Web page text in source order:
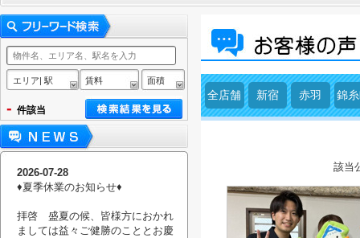
全店舗 新宿 赤羽 錦
該当
エリア| 駅 賃料 面積
- 件該当
2026-07-28
♦︎夏季休業のお知らせ♦︎
拝啓 盛夏の候、皆様方におかれ
ましては益々ご健勝のこととお慶